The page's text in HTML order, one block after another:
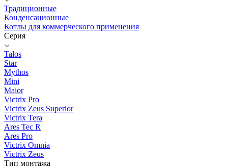
Традиционные
Конденсационные
Котлы для коммерческого применения
Серия
Talos
Star
Mythos
Mini
Maior
Victrix Pro
Victrix Zeus Superior
Victrix Tera
Ares Tec R
Ares Pro
Victrix Omnia
Victrix Zeus
Тип монтажа